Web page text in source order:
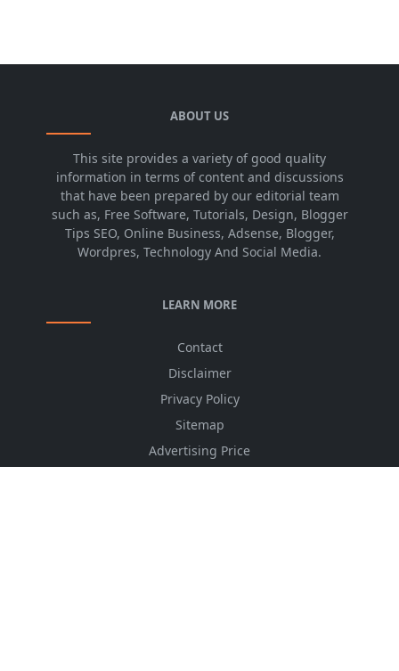
ABOUT US
This site provides a variety of good quality
information in terms of content and discussions
that have been prepared by our editorial team
such as, Free Software, Tutorials, Design, Blogger
Tips SEO, Online Business, Adsense, Blogger,
Wordpres, Technology And Social Media.
LEARN MORE
Contact
Disclaimer
Privacy Policy
Sitemap
Advertising Price